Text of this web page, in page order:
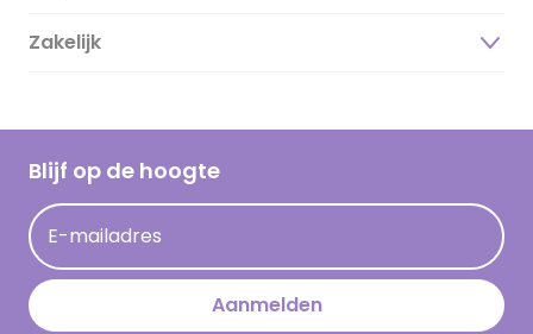
Duurzaamheid
Hallmark Kaartclub
Acties
Persberichten
Hallmark en Kinderpostzegels
Magazine
Cadeau inspiratie
Kaartinspiratie
Zakelijk
Blijf op de hoogte
E-mailadres
Aanmelden